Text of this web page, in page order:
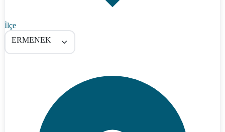
İlçe
ERMENEK